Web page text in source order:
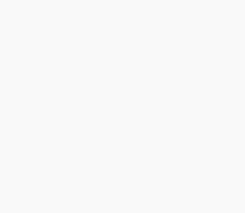
først blei utgitt. Det kan ha